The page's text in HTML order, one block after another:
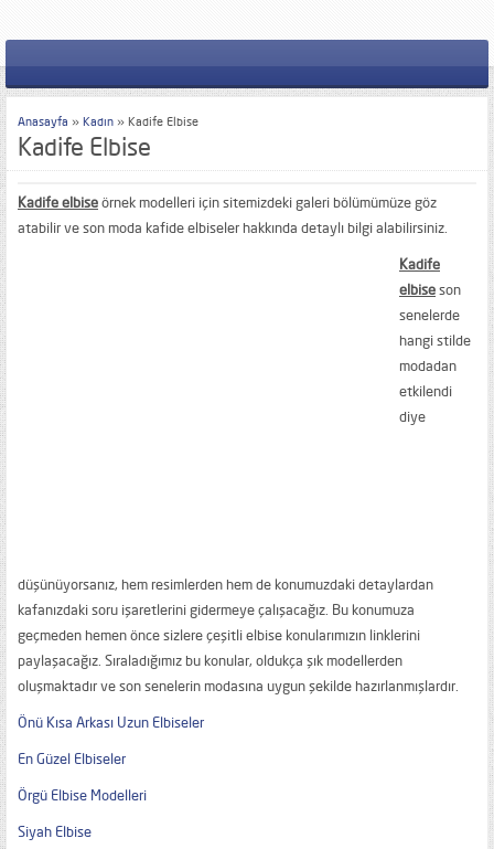
Anasayfa » Kadın » Kadife Elbise
Kadife Elbise
Kadife elbiseörnek modelleri için sitemizdeki galeri bölümümüze göz
atabilir ve son moda kafide elbiseler hakkında detaylı bilgi alabilirsiniz.
Kadife
elbiseson
senelerde
hangi stilde
modadan
etkilendi
diye
düşünüyorsanız, hem resimlerden hem de konumuzdaki detaylardan
kafanızdaki soru işaretlerini gidermeye çalışacağız. Bu konumuza
geçmeden hemen önce sizlere çeşitli elbise konularımızın linklerini
paylaşacağız. Sıraladığımız bu konular, oldukça şık modellerden
oluşmaktadır ve son senelerin modasına uygun şekilde hazırlanmışlardır.
Önü Kısa Arkası Uzun Elbiseler
En Güzel Elbiseler
Örgü Elbise Modelleri
Siyah Elbise